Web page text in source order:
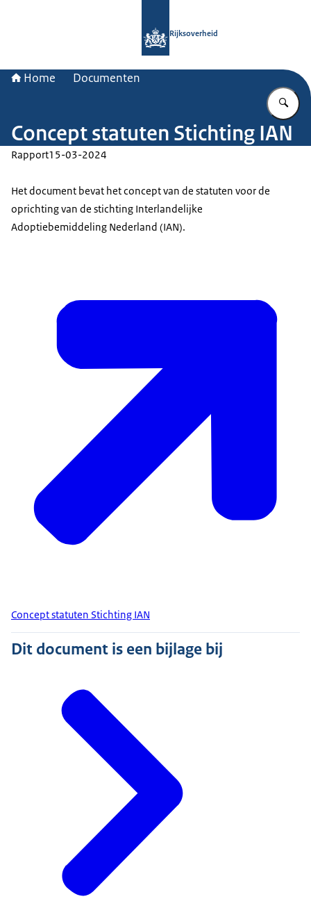
Rijksoverheid
Home Documenten
Concept statuten Stichting IAN
Rapport15-03-2024
Het document bevat het concept van de statuten voor de
oprichting van de stichting Interlandelijke
Adoptiebemiddeling Nederland (IAN).
Concept statuten Stichting IAN
Dit document is een bijlage bij